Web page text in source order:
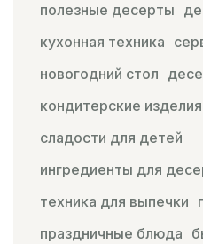
полезные десерты
кухонная техника
новогодний стол
кондитерские изделия
сладости для детей
ингредиенты для
техника для выпечки
праздничные блюда